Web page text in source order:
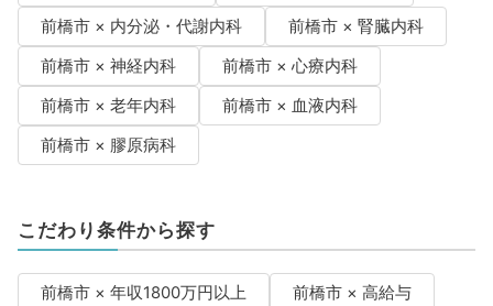
前橋市 × 内分泌・代謝内科
前橋市 × 腎臓内科
前橋市 × 神経内科
前橋市 × 心療内科
前橋市 × 老年内科
前橋市 × 血液内科
前橋市 × 膠原病科
こだわり条件から探す
前橋市 × 年収1800万円以上
前橋市 × 高給与